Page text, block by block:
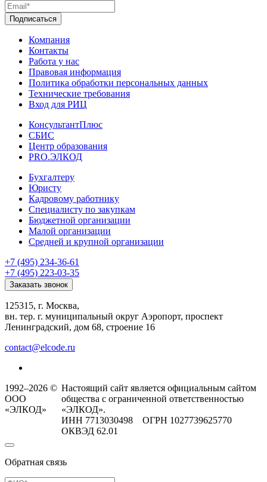
Подписаться
Компания
Контакты
Работа у нас
Правовая информация
Политика обработки персональных данных
Технические требования
Вход для РИЦ
КонсультантПлюс
СБИС
Центр образования
PRO.ЭЛКОД
Бухгалтеру
Юристу
Кадровому работнику
Специалисту по закупкам
Бюджетной организации
Малой организации
Средней и крупной организации
+7 (495) 234-36-61
+7 (495) 223-03-35
Заказать звонок
125315, г. Москва,
вн. тер. г. муниципальный округ Аэропорт, проспект
Ленинградский, дом 68, строение 16
contact@elcode.ru
1992–2026 ©
ООО
«ЭЛКОД»
Настоящий сайт является официальным сайтом
общества с ограниченной ответственностью
«ЭЛКОД».
ИНН 7713030498 ОГРН 1027739625770
ОКВЭД 62.01
Обратная связь